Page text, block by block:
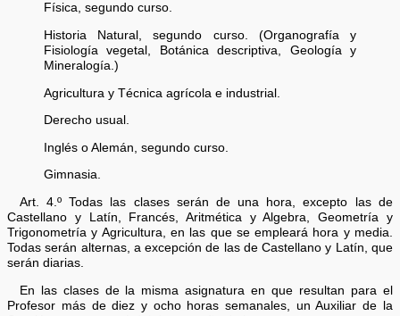
Física, segundo curso.
Historia Natural, segundo curso. (Organografía y
Fisiología vegetal, Botánica descriptiva, Geología y
Mineralogía.)
Agricultura y Técnica agrícola e industrial.
Derecho usual.
Inglés o Alemán, segundo curso.
Gimnasia.
Art. 4.º Todas las clases serán de una hora, excepto las de
Castellano y Latín, Francés, Aritmética y Algebra, Geometría y
Trigonometría y Agricultura, en las que se empleará hora y media.
Todas serán alternas, a excepción de las de Castellano y Latín, que
serán diarias.
En las clases de la misma asignatura en que resultan para el
Profesor más de diez y ocho horas semanales, un Auxiliar de la